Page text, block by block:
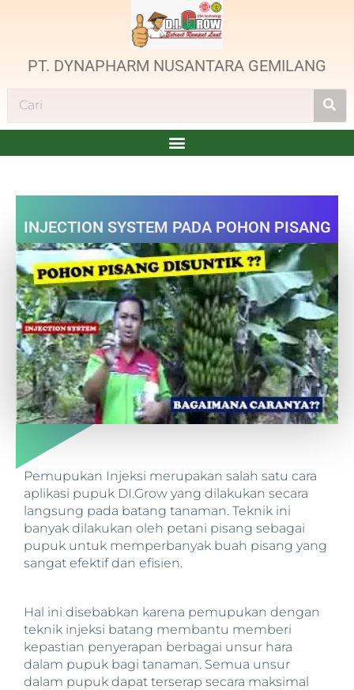
PT. DYNAPHARM NUSANTARA GEMILANG
INJECTION SYSTEM PADA POHON PISANG
Pemupukan Injeksi merupakan salah satu cara
aplikasi pupuk DI.Grow yang dilakukan secara
langsung pada batang tanaman. Teknik ini
banyak dilakukan oleh petani pisang sebagai
pupuk untuk memperbanyak buah pisang yang
sangat efektif dan efisien.
Hal ini disebabkan karena pemupukan dengan
teknik injeksi batang membantu memberi
kepastian penyerapan berbagai unsur hara
dalam pupuk bagi tanaman. Semua unsur
dalam pupuk dapat terserap secara maksimal